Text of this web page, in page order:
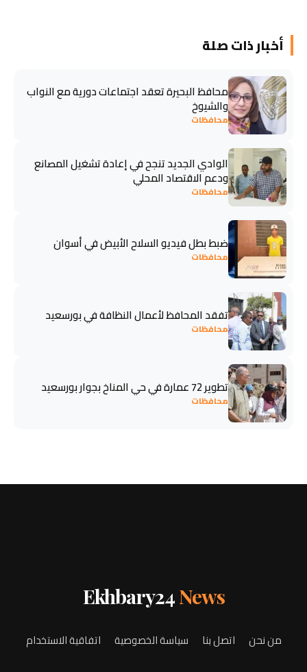
أخبار ذات صلة
محافظ البحيرة تعقد اجتماعات دورية مع النواب
والشيوخ
محافظات
الوادي الجديد تنجح في إعادة تشغيل المصانع
ودعم الاقتصاد المحلي
محافظات
ضبط بطل فيديو السلاح الأبيض في أسوان
محافظات
تفقد المحافظ لأعمال النظافة في بورسعيد
محافظات
تطوير 72 عمارة في حي المناخ بجوار بورسعيد
محافظات
Ekhbary24News
من نحن اتصل بنا سياسة الخصوصية اتفاقية الاستخدام